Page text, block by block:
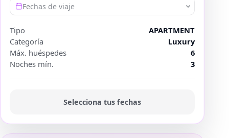
Fechas de viaje
Tipo
APARTMENT
Categoría
Luxury
Máx. huéspedes
6
Noches mín.
3
Selecciona tus fechas